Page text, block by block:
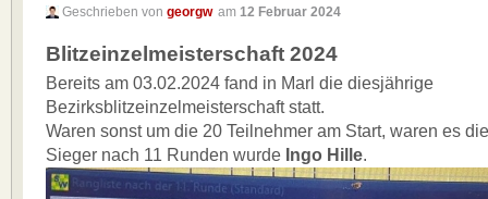
Geschrieben von georgw am 12 Februar 2024
Blitzeinzelmeisterschaft 2024
Bereits am 03.02.2024 fand in Marl die diesjährige
Bezirksblitzeinzelmeisterschaft statt.
Waren sonst um die 20 Teilnehmer am Start, waren es
Sieger nach 11 Runden wurde Ingo Hille.